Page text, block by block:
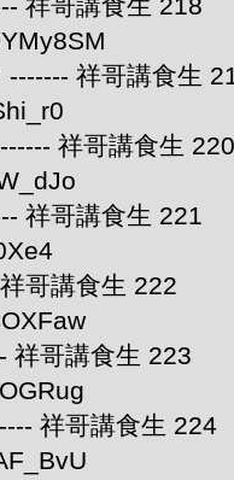
------- 祥哥講食生
祥哥講食生 220
祥哥講食生 221
哥講食生 222
哥講食生 223
祥哥講食生 224